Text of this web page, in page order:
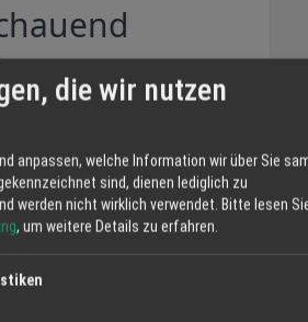
ist auch gut geeignet, um
nachzudenken. Alte,
Dachrinnen können durch
Systeme ersetzt werden.
die ihre besten Jahre hinter sich
man entspannt in den nächsten
die wir nutzen
anpassen, welche Information wir über Sie
sind, dienen lediglich zu
werden nicht wirklich verwendet. Bitte lesen
, um weitere Details zu erfahren.